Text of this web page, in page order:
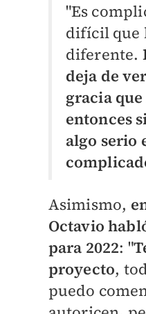
"Es
difícil que
diferente.
deja de
gracia
entonces
algo serio
Asimismo,
Octavio
para 2022: "
proyecto,
puedo